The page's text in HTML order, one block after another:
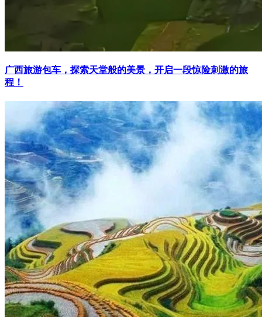
广西旅游包车，探索天堂般的美景，开启一段惊险刺激的旅
程！